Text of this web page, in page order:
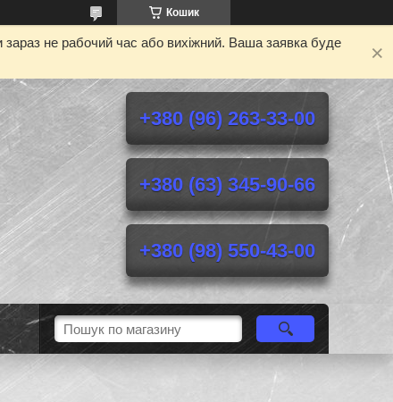
Кошик
не рабочий час або вихіжний. Ваша заявка буде
+380 (96) 263-33-00
+380 (63) 345-90-66
+380 (98) 550-43-00